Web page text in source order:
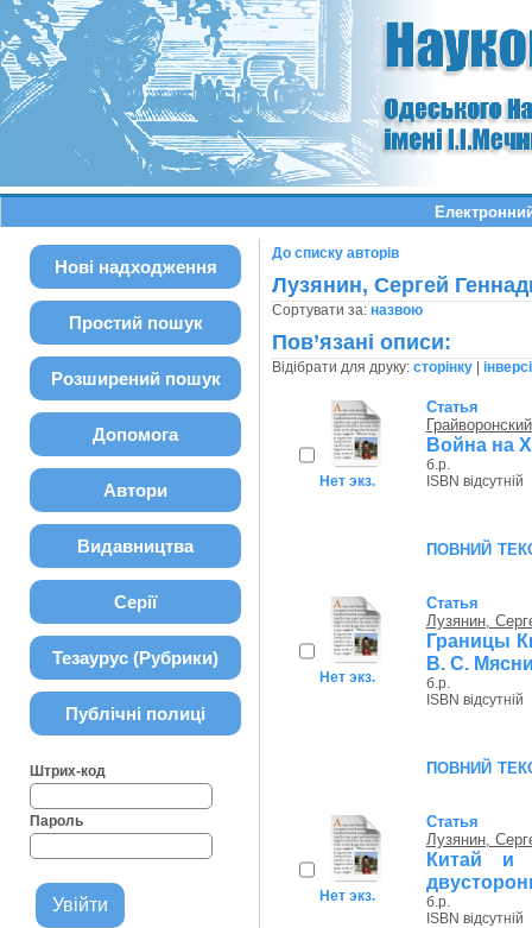
Нові надходження
Простий пошук
Розширений пошук
Допомога
Автори
Видавництва
Серії
Тезаурус (Рубрики)
Публічні полиці
Штрих-код
Пароль
До списку авторів
Лузянин, Сергей
Сортувати за: назвою
Пов’язані описи:
Відібрати для друку: сторінку|
Нет экз.
Статья
Война на
б.р.
ISBN відсутній
повний
Нет экз.
Статья
Лузянин,
Границы
В. С.
б.р.
ISBN відсутній
повний
Нет экз.
Статья
Лузянин,
Китай и
б.р.
ISBN відсутній